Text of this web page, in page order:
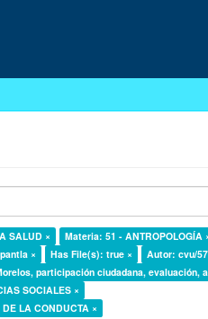
SALUD ×
Materia: 51 - ANTROPOLOGÍA
×
Has File(s): true ×
Autor: cvu/
participación ciudadana,
SOCIALES ×
LA CONDUCTA ×